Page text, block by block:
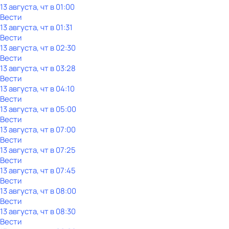
13 августа, чт в 01:00
Вести
13 августа, чт в 01:31
Вести
13 августа, чт в 02:30
Вести
13 августа, чт в 03:28
Вести
13 августа, чт в 04:10
Вести
13 августа, чт в 05:00
Вести
13 августа, чт в 07:00
Вести
13 августа, чт в 07:25
Вести
13 августа, чт в 07:45
Вести
13 августа, чт в 08:00
Вести
13 августа, чт в 08:30
Вести